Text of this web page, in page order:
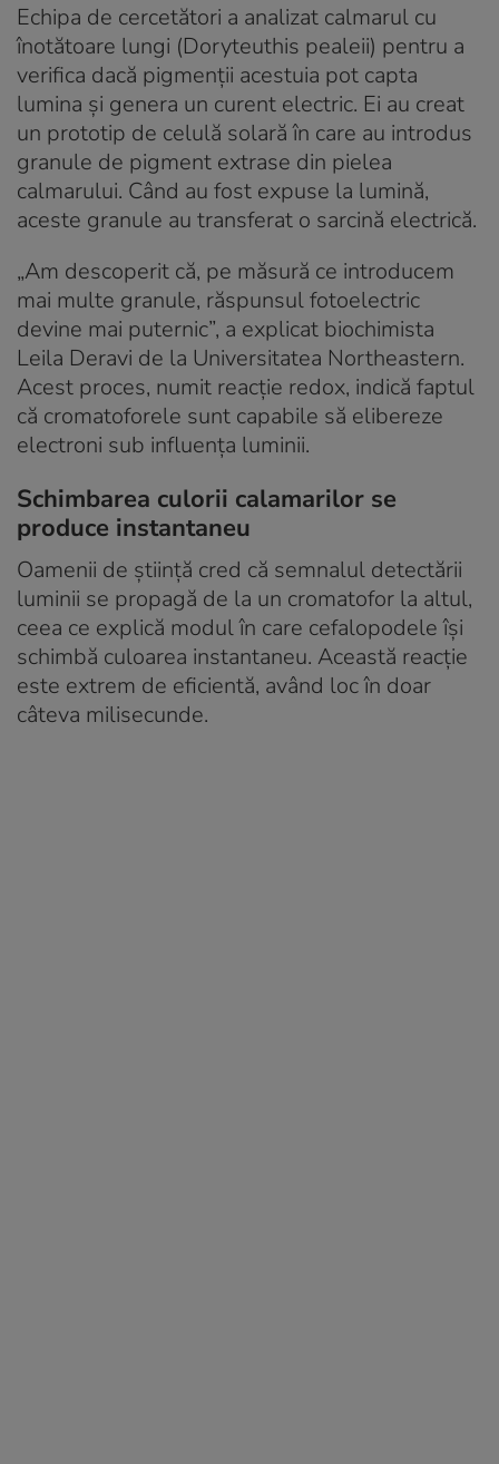
Echipa de cercetători a analizat calmarul cu
înotătoare lungi (Doryteuthis pealeii) pentru a
verifica dacă pigmenții acestuia pot capta
lumina și genera un curent electric. Ei au creat
un prototip de celulă solară în care au introdus
granule de pigment extrase din pielea
calmarului. Când au fost expuse la lumină,
aceste granule au transferat o sarcină electrică.
„Am descoperit că, pe măsură ce introducem
mai multe granule, răspunsul fotoelectric
devine mai puternic”, a explicat biochimista
Leila Deravi de la Universitatea Northeastern.
Acest proces, numit reacție redox, indică faptul
că cromatoforele sunt capabile să elibereze
electroni sub influența luminii.
Schimbarea culorii calamarilor se
produce instantaneu
Oamenii de știință cred că semnalul detectării
luminii se propagă de la un cromatofor la altul,
ceea ce explică modul în care cefalopodele își
schimbă culoarea instantaneu. Această reacție
este extrem de eficientă, având loc în doar
câteva milisecunde.